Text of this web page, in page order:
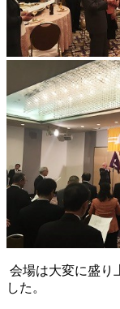
会場は大変に盛り
した。